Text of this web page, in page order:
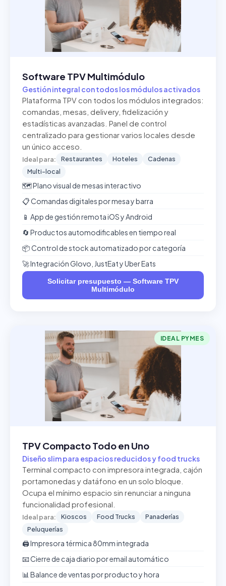
Software TPV Multimódulo
Gestión integral con todos los módulos activados
Plataforma TPV con todos los módulos integrados:
comandas, mesas, delivery, fidelización y
estadísticas avanzadas. Panel de control
centralizado para gestionar varios locales desde
un único acceso.
Ideal para: Restaurantes Hoteles
Cadenas
Multi-local
🗺️ Plano visual de mesas interactivo
📋 Comandas digitales por mesa y barra
📱 App de gestión remota iOS y Android
🔄 Productos automodificables en tiempo real
📦 Control de stock automatizado por categoría
🚀 Integración Glovo, JustEat y Uber Eats
Solicitar presupuesto — Software TPV
Multimódulo
IDEAL PYMES
TPV Compacto Todo en Uno
Diseño slim para espacios reducidos y food trucks
Terminal compacto con impresora integrada, cajón
portamonedas y datáfono en un solo bloque.
Ocupa el mínimo espacio sin renunciar a ninguna
funcionalidad profesional.
Ideal para: Kioscos Food Trucks
Panaderías
Peluquerías
🖨️ Impresora térmica 80mm integrada
📧 Cierre de caja diario por email automático
📊 Balance de ventas por producto y hora